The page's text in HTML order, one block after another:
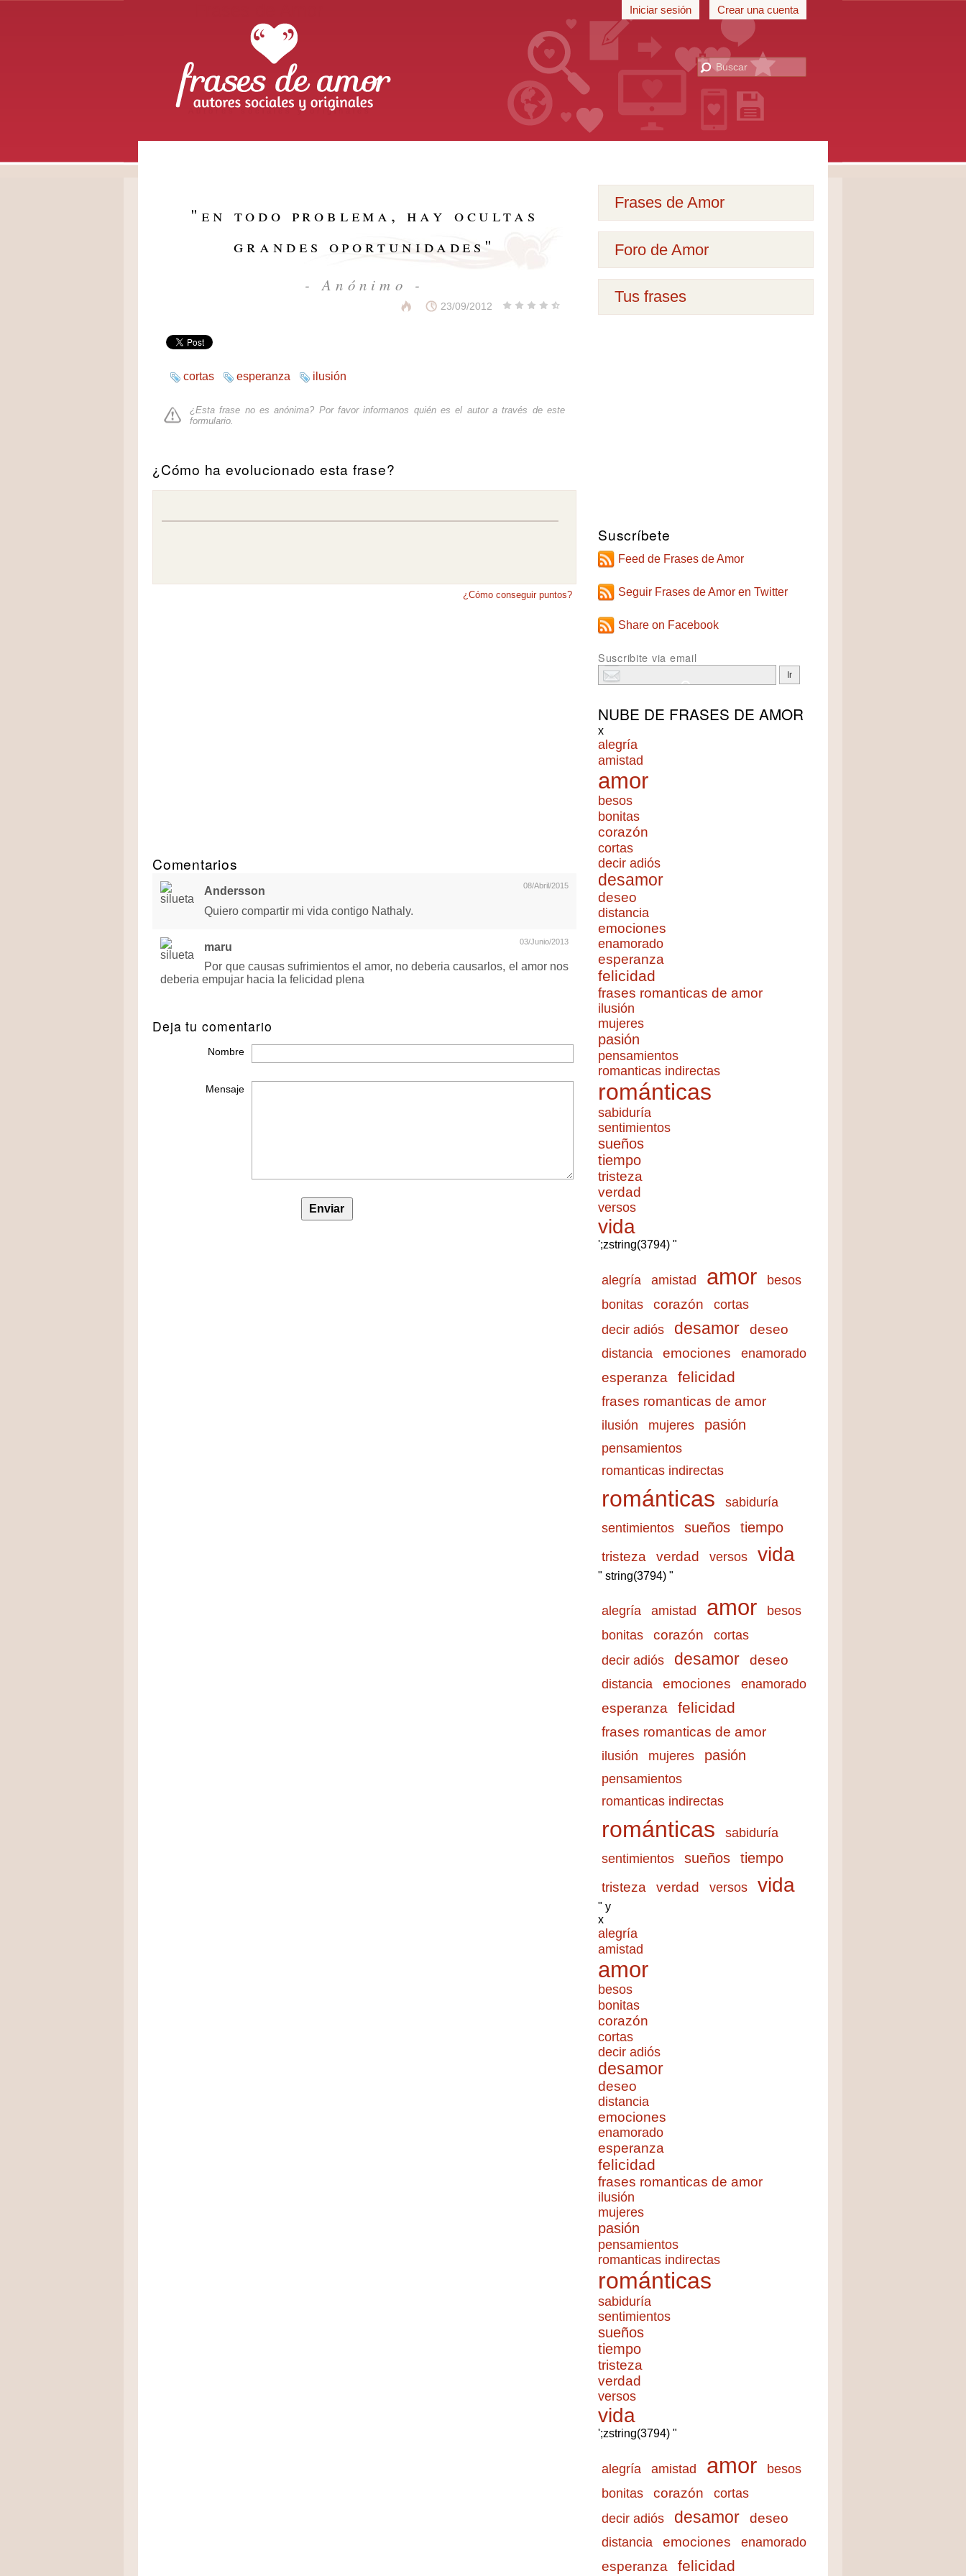
Autores sociales y originales
Iniciar sesión Crear una cuenta
Frases de Amor
Foro de Amor
Tus frases
"en todo problema, hay ocultas
grandes oportunidades "
- Anónimo -
23/09/2012
cortas esperanza ilusión
¿Esta frase no es anónima? Por favor informanos quién es el autor a través de este
formulario
¿Cómo ha evolucionado esta frase?
¿Cómo conseguir puntos?
Comentarios
08/Abril/2015
Andersson
Quiero compartir mi vida contigo Nathaly.
03/Junio/2013
maru
Por que causas sufrimientos el amor, no deberia causarlos, el amor nos
deberia empujar hacia la felicidad plena
Deja tu comentario
Nombre
Mensaje
Suscríbete
Feed de Frases de Amor
Seguir Frases de Amor en Twitter
Share on Facebook
Suscribite via email
NUBE DE FRASES DE AMOR
x
alegría
amistad
amor
besos
bonitas
corazón
cortas
decir adiós
desamor
deseo
distancia
emociones
enamorado
esperanza
felicidad
frases romanticas de amor
ilusión
mujeres
pasión
pensamientos
romanticas indirectas
románticas
sabiduría
sentimientos
sueños
tiempo
tristeza
verdad
versos
vida
';zstring(3794) "
alegría amistad amor besos
bonitas corazón cortas
decir adiós desamor deseo
distancia emociones enamorado
esperanza felicidad
frases romanticas de amor
ilusión mujeres pasión
pensamientos
romanticas indirectas
románticas
sabiduría
sentimientos
sueños tiempo
tristeza verdad versos vida
" string(3794) "
alegría amistad amor besos
bonitas corazón cortas
decir adiós desamor deseo
distancia emociones enamorado
esperanza felicidad
frases romanticas de amor
ilusión mujeres pasión
pensamientos
romanticas indirectas
románticas
sabiduría
sentimientos
sueños tiempo
tristeza verdad versos vida
" y
x
alegría
amistad
amor
besos
bonitas
corazón
cortas
decir adiós
desamor
deseo
distancia
emociones
enamorado
esperanza
felicidad
frases romanticas de amor
ilusión
mujeres
pasión
pensamientos
romanticas indirectas
románticas
sabiduría
sentimientos
sueños
tiempo
tristeza
verdad
versos
vida
';zstring(3794) "
alegría amistad amor besos
bonitas corazón cortas
decir adiós desamor deseo
distancia emociones enamorado
esperanza felicidad